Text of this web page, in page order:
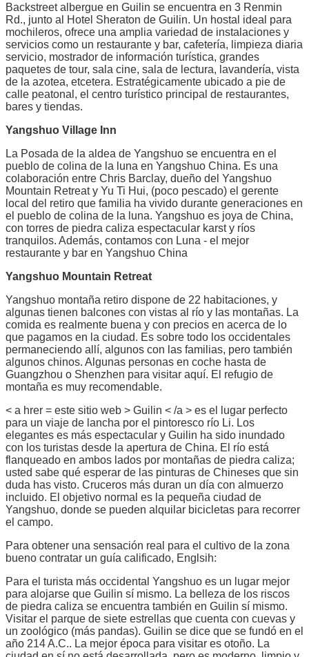
Backstreet albergue en Guilin se encuentra en 3 Renmin
Rd., junto al Hotel Sheraton de Guilin. Un hostal ideal para
mochileros, ofrece una amplia variedad de instalaciones y
servicios como un restaurante y bar, cafetería, limpieza diaria
servicio, mostrador de información turística, grandes
paquetes de tour, sala cine, sala de lectura, lavandería, vista
de la azotea, etcetera. Estratégicamente ubicado a pie de
calle peatonal, el centro turístico principal de restaurantes,
bares y tiendas.
Yangshuo Village Inn
La Posada de la aldea de Yangshuo se encuentra en el
pueblo de colina de la luna en Yangshuo China. Es una
colaboración entre Chris Barclay, dueño del Yangshuo
Mountain Retreat y Yu Ti Hui, (poco pescado) el gerente
local del retiro que familia ha vivido durante generaciones en
el pueblo de colina de la luna. Yangshuo es joya de China,
con torres de piedra caliza espectacular karst y ríos
tranquilos. Además, contamos con Luna - el mejor
restaurante y bar en Yangshuo China
Yangshuo Mountain Retreat
Yangshuo montaña retiro dispone de 22 habitaciones, y
algunas tienen balcones con vistas al río y las montañas. La
comida es realmente buena y con precios en acerca de lo
que pagamos en la ciudad. Es sobre todo los occidentales
permaneciendo allí, algunos con las familias, pero también
algunos chinos. Algunas personas en coche hasta de
Guangzhou o Shenzhen para visitar aquí. El refugio de
montaña es muy recomendable.
< a hrer = este sitio web > Guilin < /a > es el lugar perfecto
para un viaje de lancha por el pintoresco río Li. Los
elegantes es más espectacular y Guilin ha sido inundado
con los turistas desde la apertura de China. El río está
flanqueado en ambos lados por montañas de piedra caliza;
usted sabe qué esperar de las pinturas de Chineses que sin
duda has visto. Cruceros más duran un día con almuerzo
incluido. El objetivo normal es la pequeña ciudad de
Yangshuo, donde se pueden alquilar bicicletas para recorrer
el campo.
Para obtener una sensación real para el cultivo de la zona
bueno contratar un guía calificado, Englsih:
Para el turista más occidental Yangshuo es un lugar mejor
para alojarse que Guilin sí mismo. La belleza de los riscos
de piedra caliza se encuentra también en Guilin sí mismo.
Visitar el parque de siete estrellas que cuenta con cuevas y
un zoológico (más pandas). Guilin se dice que se fundó en el
año 214 A.C.. La mejor época para visitar es otoño. La